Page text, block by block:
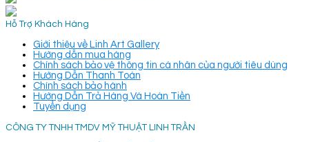
Hỗ Trợ Khách Hàng
Giới thiệu về Linh Art Gallery
Hướng dẫn mua hàng
Chính sách bảo vệ thông tin cá nhân của người tiêu dùng
Hướng Dẫn Thanh Toán
Chính sách bảo hành
Hướng Dẫn Trả Hàng Và Hoàn Tiền
Tuyển dụng
CÔNG TY TNHH TMDV MỸ THUẬT LINH TRẦN